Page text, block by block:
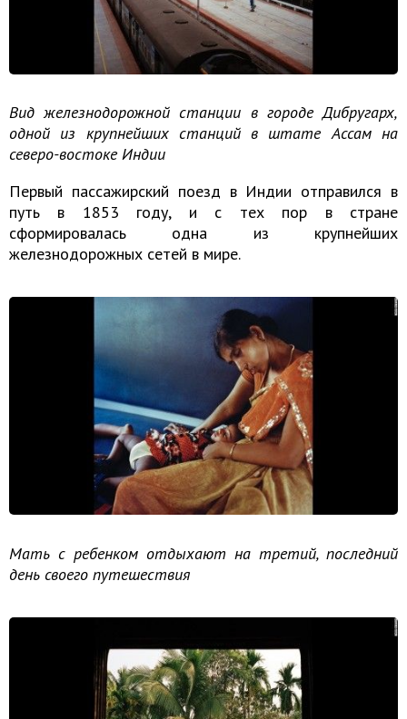
Вид железнодорожной станции в городе Дибругарх,
одной из крупнейших станций в штате Ассам на
северо-востоке Индии
Первый пассажирский поезд в Индии отправился в
путь в 1853 году, и с тех пор в стране
сформировалась одна из крупнейших
железнодорожных сетей в мире.
Мать с ребенком отдыхают на третий, последний
день своего путешествия